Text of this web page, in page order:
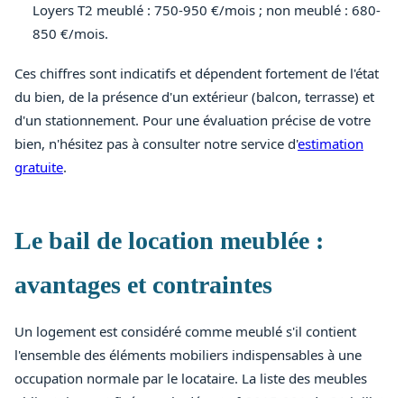
Loyers T2 meublé : 750-950 €/mois ; non meublé : 680-
850 €/mois.
Ces chiffres sont indicatifs et dépendent fortement de l'état
du bien, de la présence d'un extérieur (balcon, terrasse) et
d'un stationnement. Pour une évaluation précise de votre
bien, n'hésitez pas à consulter notre service d'estimation
gratuite.
Le bail de location meublée :
avantages et contraintes
Un logement est considéré comme meublé s'il contient
l'ensemble des éléments mobiliers indispensables à une
occupation normale par le locataire. La liste des meubles